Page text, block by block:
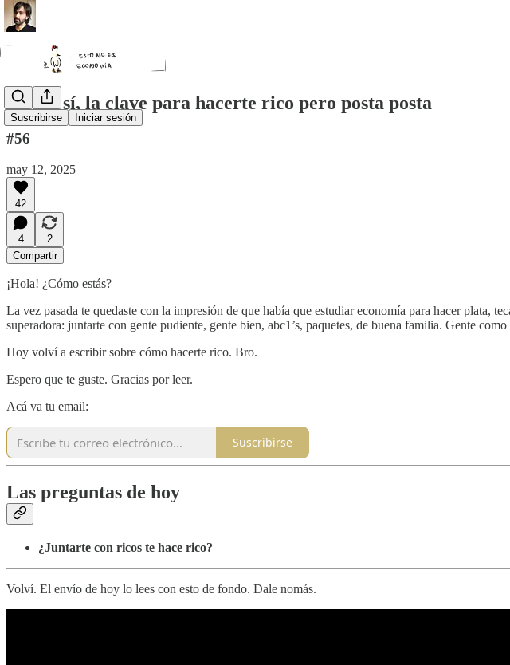
Suscribirse Iniciar sesión
Ahora sí, la clave para hacerte rico pero posta posta
#56
may 12, 2025
42
4
2
Compartir
¡Hola! ¿Cómo estás?
La vez pasada te quedaste con la impresión de que había que estudiar economía para hacer plata,
superadora: juntarte con gente pudiente, gente bien, abc1’s, paquetes, de buena familia. Gente como
Hoy volví a escribir sobre cómo hacerte rico. Bro.
Espero que te guste. Gracias por leer.
Acá va tu email:
Suscribirse
Las preguntas de hoy
¿Juntarte con ricos te hace rico?
Volví. El envío de hoy lo lees con esto de fondo. Dale nomás.